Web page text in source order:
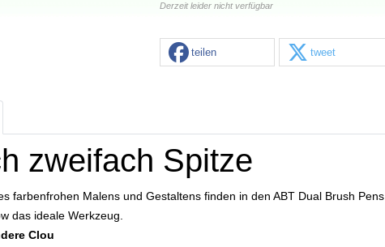
Derzeit leider nicht verfügbar
teilen tweet
zweifach Spitze
farbenfrohen Malens und Gestaltens finden in den ABT Dual Brush Pens
das ideale Werkzeug.
Clou